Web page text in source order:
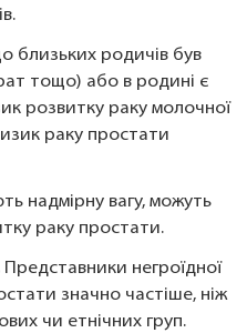
близьких родичів був
тощо) або в родині є
розвитку раку молочної
раку простати
надмірну вагу, можуть
раку простати.
Представники негроїдної
значно частіше, ніж
чи етнічних груп.